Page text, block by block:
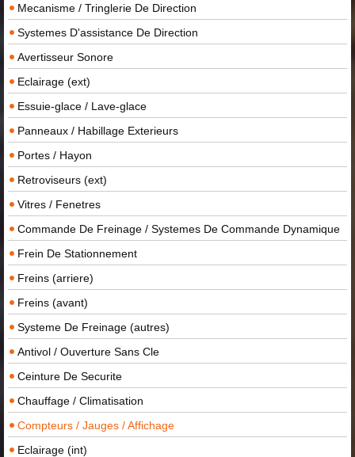
Mecanisme / Tringlerie De Direction
Systemes D'assistance De Direction
Avertisseur Sonore
Eclairage (ext)
Essuie-glace / Lave-glace
Panneaux / Habillage Exterieurs
Portes / Hayon
Retroviseurs (ext)
Vitres / Fenetres
Commande De Freinage / Systemes De Commande Dynamique
Frein De Stationnement
Freins (arriere)
Freins (avant)
Systeme De Freinage (autres)
Antivol / Ouverture Sans Cle
Ceinture De Securite
Chauffage / Climatisation
Compteurs / Jauges / Affichage
Eclairage (int)